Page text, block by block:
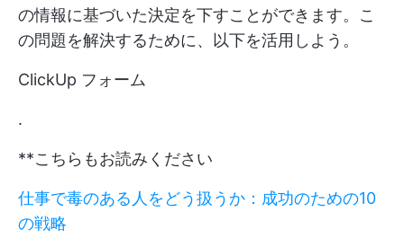
の情報に基づいた決定を下すことができます。こ
の問題を解決するために、以下を活用しよう。
ClickUp フォーム
.
**こちらもお読みください
仕事で毒のある人をどう扱うか：成功のための10
の戦略